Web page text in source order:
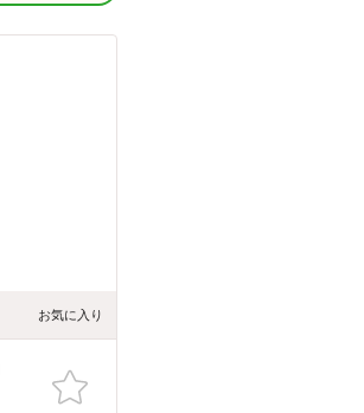
お気に入り